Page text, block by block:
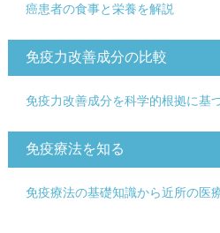
癌患者の食事と栄養を解説
免疫力改善成分の比較
免疫力改善成分を科学的根拠に基
免疫療法を知る
免疫療法の基礎知識から近所の医